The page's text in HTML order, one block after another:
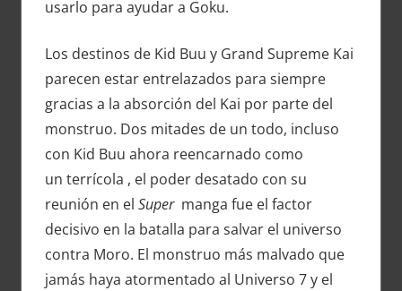
usarlo para ayudar a Goku.
Los destinos de Kid Buu y Grand Supreme Kai
parecen estar entrelazados para siempre
gracias a la absorción del Kai por parte del
monstruo. Dos mitades de un todo, incluso
con Kid Buu ahora reencarnado como
un terrícola , el poder desatado con su
reunión en el Super manga fue el factor
decisivo en la batalla para salvar el universo
contra Moro. El monstruo más malvado que
jamás haya atormentado al Universo 7 y el